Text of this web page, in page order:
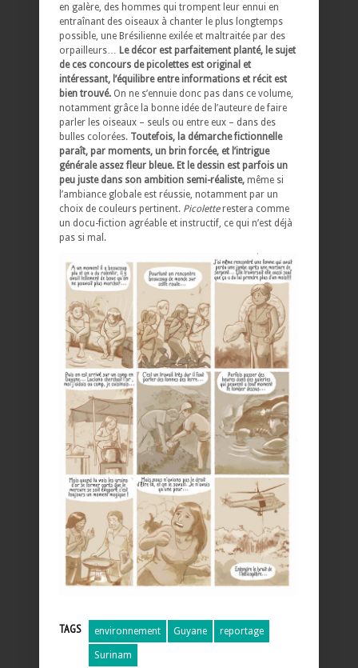
en galère, des hommes qui trompent leur ennui en
entraînant des oiseaux à chanter le plus longtemps
possible, une Brésilienne exilée et maltraitée par des
orpailleurs… Le décor est parfaitement planté, le sujet
de ces concours de picolettes est original et
intéressant, l’équilibre entre informations et récit est
bien trouvé. On ne s’ennuie donc pas dans ce volume,
notamment grâce la bonne idée de l’auteure de faire
parler les oiseaux – seuls ou entre eux – dans des
bulles colorées. Toutefois, la démarche fictionnelle
paraît, par moments, un brin forcée, et l’intrigue
générale assez fleur bleue. Et le dessin est parfois un
peu juste dans son ambition semi-réaliste, même si
l’ambiance globale est réussie, notamment par un
choix de couleurs pertinent. Picoletterestera comme
un docu-fiction agréable et instructif, ce qui n’est déjà
pas si mal.
TAGS environnement Guyane reportage
Surinam